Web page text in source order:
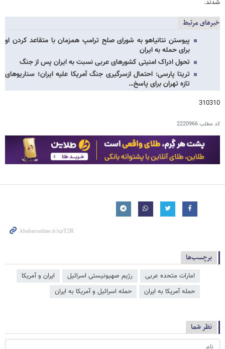
شدند.
خبرهای مرتبط
پیوستن نتانیاهو به شورای صلح ترامپ همزمان با متقاعد کردن او
برای حمله به ایران
تحول ادراک امنیتی کشورهای عربی نسبت به ایران پس از جنگ
تریتا پارسی: احتمال ازسرگیری جنگ آمریکا علیه ایران؛ سناریوهای
تازه تهران برای پاسخ…
310310
کد مطلب2220966
برچسب‌ها
امارات متحده عربی رژیم صهیونیستی اسرائیل
ایران و آمریکا
حمله آمریکا به ایران
حمله اسرائیل و آمریکا به ایران
نظر شما